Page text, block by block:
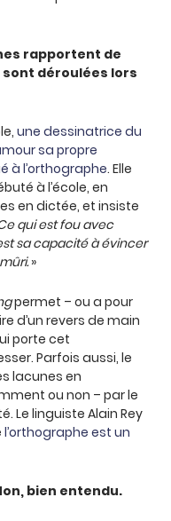
rapportent de
déroulées lors
une dessinatrice du
sa propre
à l’orthographe. Elle
à l’école, en
en dictée, et insiste
qui est fou avec
sa capacité à évincer
»
permet – ou a pour
d’un revers de main
porte cet
Parfois aussi, le
lacunes en
ou non – par le
Le linguiste Alain Rey
l’orthographe est un
bien entendu.